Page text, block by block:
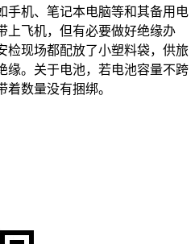
手机、笔记本电脑等和其备用电
上飞机，但有必要做好绝缘办
检现场都配放了小塑料袋，供旅
缘。关于电池，若电池容量不跨
着数量没有捆绑。